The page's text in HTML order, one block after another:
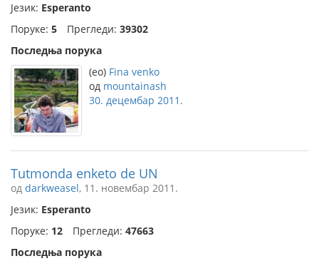
Језик: Esperanto
Поруке: 5 Прегледи: 39302
Последња порука
(eo) Fina venko
од mountainash
30. децембар 2011.
Tutmonda enketo de UN
од darkweasel, 11. новембар 2011.
Језик: Esperanto
Поруке: 12 Прегледи: 47663
Последња порука